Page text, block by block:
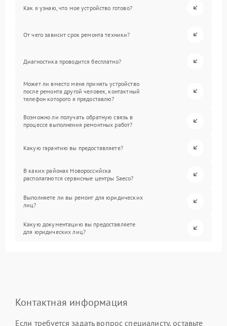
Как я узнаю, что мое устройство готово?
От чего зависит срок ремонта техники?
Диагностика проводится бесплатно?
Может ли вместо меня принять устройство
после ремонта другой человек, контактный
телефон которого я предоставлю?
Возможно ли получать обратную связь в
процессе выполнения ремонтных работ?
Какую гарантию вы предоставляете?
В каких районах Новороссийска
располагаются сервисные центры Saeco?
Выполняете ли вы ремонт для юридических
лиц?
Какую документацию вы предоставляете
для юридических лиц?
Контактная информация
Если требуется задать вопрос специалисту, оставьте